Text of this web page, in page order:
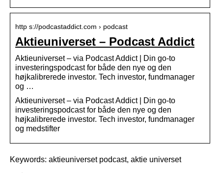
http s://podcastaddict.com › podcast
Aktieuniverset – Podcast Addict
Aktieuniverset – via Podcast Addict | Din go-to
investeringspodcast for både den nye og den
højkalibrerede investor. Tech investor, fundmanager
og …
Aktieuniverset – via Podcast Addict | Din go-to
investeringspodcast for både den nye og den
højkalibrerede investor. Tech investor, fundmanager
og medstifter
Keywords: aktieuniverset podcast, aktie universet